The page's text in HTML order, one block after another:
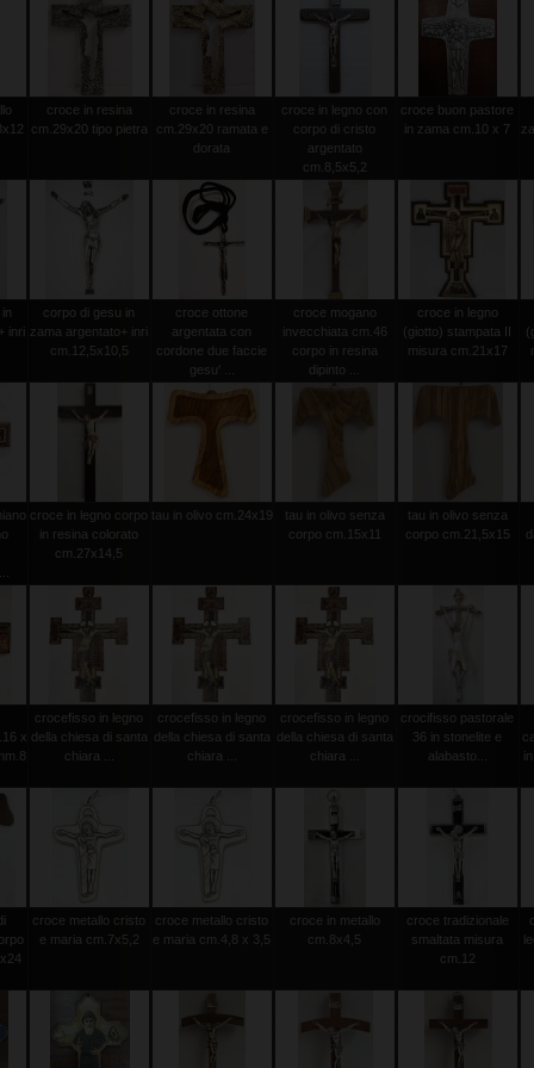
croce in resina
cm.29x20 tipo pietra
croce in resina
cm.29x20 ramata e
dorata
croce in legno con
corpo di cristo
argentato
cm.8,5x5,2
croce buon pastore
in zama cm.10 x 7
inri
corpo di gesu in
zama argentato+ inri
cm.12,5x10,5
croce ottone
argentata con
cordone due faccie
gesu' ...
croce mogano
invecchiata cm.46
corpo in resina
dipinto ...
croce in legno
(giotto) stampata II
misura cm.21x17
croce in legno corpo
in resina colorato
cm.27x14,5
tau in olivo cm.24x19
tau in olivo senza
corpo cm.15x11
tau in olivo senza
corpo cm.21,5x15
x
crocefisso in legno
della chiesa di santa
chiara ...
crocefisso in legno
della chiesa di santa
chiara ...
crocefisso in legno
della chiesa di santa
chiara ...
crocifisso pastorale
36 in stonelite e
alabasto...
croce metallo cristo
e maria cm.7x5,2
croce metallo cristo
e maria cm.4,8 x 3,5
croce in metallo
cm.8x4,5
croce tradizionale
smaltata misura
cm.12